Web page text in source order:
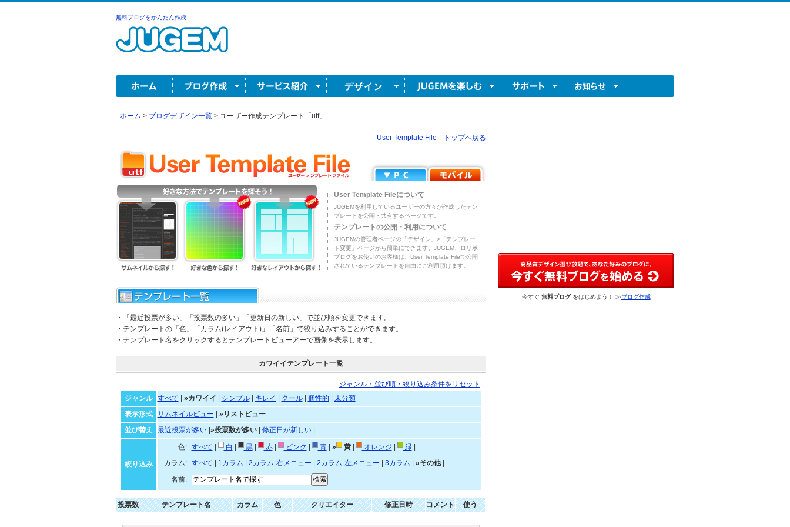
無料ブログをかんたん作成
ホーム > ブログデザイン一覧 > ユーザー作成テンプレート「utf」
User Template File トップへ戻る
User Template Fileについて
JUGEMを利用しているユーザーの方々が作成したテン
プレートを公開・共有するページです。
テンプレートの公開・利用について
JUGEMの管理者ページの「デザイン」>「テンプレー
ト変更」ページから簡単にできます。JUGEM、ロリポ
ブログをお使いのお客様は、User Template Fileで公開
されているテンプレートを自由にご利用頂けます。
・「最近投票が多い」「投票数の多い」「更新日の新しい」で並び順を変更できます。
・テンプレートの「色」「カラム(レイアウト)」「名前」で絞り込みすることができます。
・テンプレート名をクリックするとテンプレートビューアーで画像を表示します。
カワイイテンプレート一覧
ジャンル・並び順・絞り込み条件をリセット
ジャンル
すべて »カワイイ シンプル| キレイ クール| 個性的
未分類
表示形式
サムネイルビュー
»リストビュー
並び替え
最近投票が多い| »投票数が多い| 修正日が新しい|
絞り込み
色: すべて 白 黒| 赤| ピンク 青| » 黄| オレンジ 緑|
カラム:
すべて 1カラム 2カラム-右メニュー 2カラム-左メニュー 3カラム »その他|
名前:
投票数 テンプレート名 カラム 色 クリエイター 修正日時 コメント 使う
今すぐ 無料ブログをはじめよう！ ≫ブログ作成